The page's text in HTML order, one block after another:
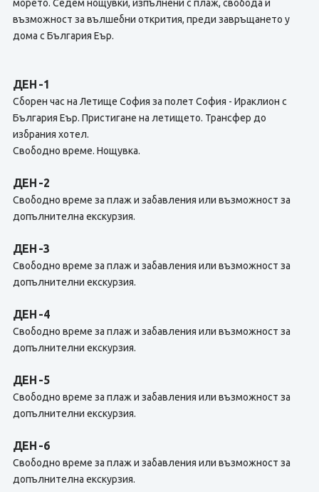
морето. Седем нощувки, изпълнени с плаж, свобода и
възможност за вълшебни открития, преди завръщането у
дома с България Еър.
ДЕН -1
Сборен час на Летище София за полет София - Ираклион с
България Еър. Пристигане на летището. Трансфер до
избрания хотел.
Свободно време. Нощувка.
ДЕН -2
Свободно време за плаж и забавления или възможност за
допълнителна екскурзия.
ДЕН -3
Свободно време за плаж и забавления или възможност за
допълнителни екскурзия.
ДЕН -4
Свободно време за плаж и забавления или възможност за
допълнителни екскурзия.
ДЕН -5
Свободно време за плаж и забавления или възможност за
допълнителни екскурзия.
ДЕН -6
Свободно време за плаж и забавления или възможност за
допълнителна екскурзия.